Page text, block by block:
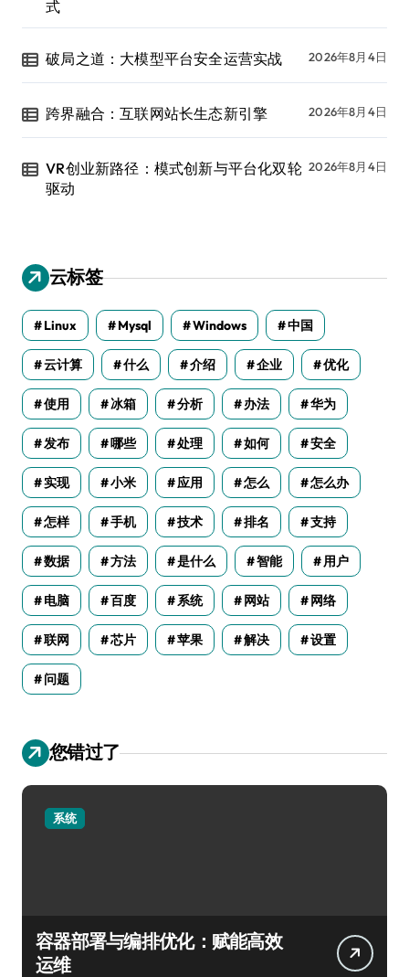
式
破局之道：大模型平台安全运营实战 2026年8月4日
跨界融合：互联网站长生态新引擎 2026年8月4日
VR创业新路径：模式创新与平台化双轮
驱动
2026年8月4日
云标签
Linux Mysql Windows 中国
云计算 什么 介绍 企业 优化
使用 冰箱 分析 办法 华为
发布 哪些 处理 如何 安全
实现 小米 应用 怎么 怎么办
怎样 手机 技术 排名 支持
数据 方法 是什么 智能 用户
电脑 百度 系统 网站 网络
联网 芯片 苹果 解决 设置
问题
您错过了
系统
容器部署与编排优化：赋能高效
运维